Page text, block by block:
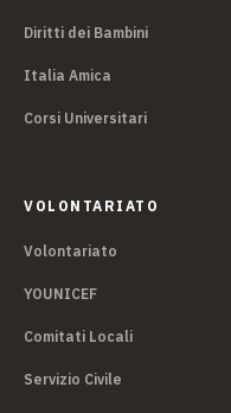
Diritti dei Bambini
Italia Amica
Corsi Universitari
VOLONTARIATO
Volontariato
YOUNICEF
Comitati Locali
Servizio Civile